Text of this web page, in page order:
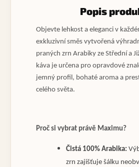
Popis
Objevte lehkost a eleganci v
exkluzivní směs vytvořená
praných zrn Arabiky ze Střední a
káva je určena pro opravdové
jemný profil, bohaté aroma a
celého světa.
Proč si vybrat právě Maximu?
Čistá 100% Arabika:
zrn zajišťuje šálku